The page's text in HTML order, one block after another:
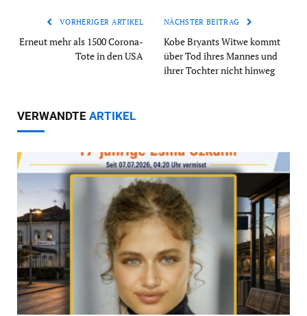
VORHERIGER ARTIKEL
Erneut mehr als 1500 Corona-
Tote in den USA
NÄCHSTER BEITRAG
Kobe Bryants Witwe kommt
über Tod ihres Mannes und
ihrer Tochter nicht hinweg
VERWANDTE ARTIKEL